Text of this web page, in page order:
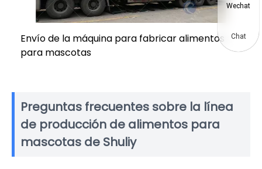
Envío de la máquina para fabricar alimentos
para mascotas
Preguntas frecuentes sobre la línea
de producción de alimentos para
mascotas de Shuliy
Wechat
Chat